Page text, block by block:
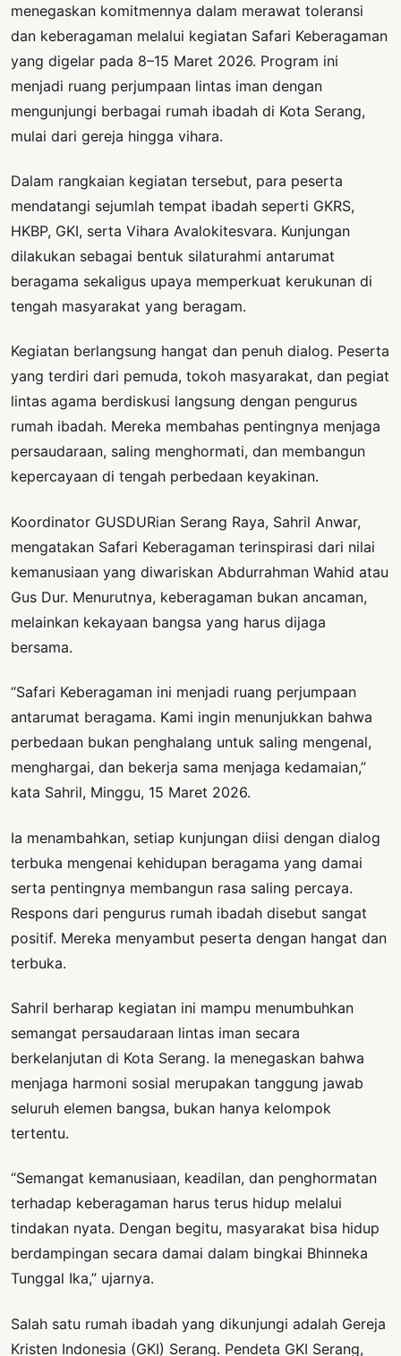
menegaskan komitmennya dalam merawat toleransi
dan keberagaman melalui kegiatan Safari Keberagaman
yang digelar pada 8–15 Maret 2026. Program ini
menjadi ruang perjumpaan lintas iman dengan
mengunjungi berbagai rumah ibadah di Kota Serang,
mulai dari gereja hingga vihara.
Dalam rangkaian kegiatan tersebut, para peserta
mendatangi sejumlah tempat ibadah seperti GKRS,
HKBP, GKI, serta Vihara Avalokitesvara. Kunjungan
dilakukan sebagai bentuk silaturahmi antarumat
beragama sekaligus upaya memperkuat kerukunan di
tengah masyarakat yang beragam.
Kegiatan berlangsung hangat dan penuh dialog. Peserta
yang terdiri dari pemuda, tokoh masyarakat, dan pegiat
lintas agama berdiskusi langsung dengan pengurus
rumah ibadah. Mereka membahas pentingnya menjaga
persaudaraan, saling menghormati, dan membangun
kepercayaan di tengah perbedaan keyakinan.
Koordinator GUSDURian Serang Raya, Sahril Anwar,
mengatakan Safari Keberagaman terinspirasi dari nilai
kemanusiaan yang diwariskan Abdurrahman Wahid atau
Gus Dur. Menurutnya, keberagaman bukan ancaman,
melainkan kekayaan bangsa yang harus dijaga
bersama.
“Safari Keberagaman ini menjadi ruang perjumpaan
antarumat beragama. Kami ingin menunjukkan bahwa
perbedaan bukan penghalang untuk saling mengenal,
menghargai, dan bekerja sama menjaga kedamaian,”
kata Sahril, Minggu, 15 Maret 2026.
Ia menambahkan, setiap kunjungan diisi dengan dialog
terbuka mengenai kehidupan beragama yang damai
serta pentingnya membangun rasa saling percaya.
Respons dari pengurus rumah ibadah disebut sangat
positif. Mereka menyambut peserta dengan hangat dan
terbuka.
Sahril berharap kegiatan ini mampu menumbuhkan
semangat persaudaraan lintas iman secara
berkelanjutan di Kota Serang. Ia menegaskan bahwa
menjaga harmoni sosial merupakan tanggung jawab
seluruh elemen bangsa, bukan hanya kelompok
tertentu.
“Semangat kemanusiaan, keadilan, dan penghormatan
terhadap keberagaman harus terus hidup melalui
tindakan nyata. Dengan begitu, masyarakat bisa hidup
berdampingan secara damai dalam bingkai Bhinneka
Tunggal Ika,” ujarnya.
Salah satu rumah ibadah yang dikunjungi adalah Gereja
Kristen Indonesia (GKI) Serang. Pendeta GKI Serang,